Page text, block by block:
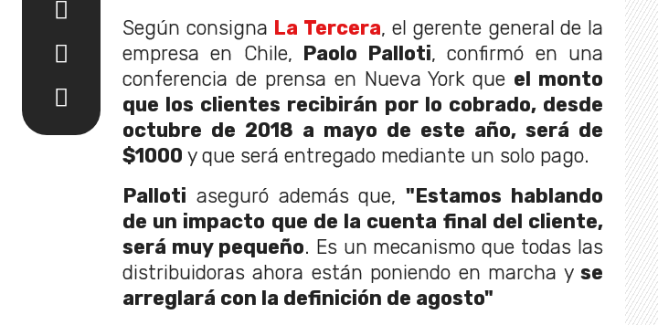
Según consigna La Tercera, el gerente general de la
empresa en Chile, Paolo Palloti, confirmó en una
conferencia de prensa en Nueva York que el monto
que los clientes recibirán por lo cobrado, desde
octubre de 2018 a mayo de este año, será de
$1000 y que será entregado mediante un solo pago.
Palloti aseguró además que,"Estamos hablando
de un impacto que de la cuenta final del cliente,
será muy pequeño. Es un mecanismo que todas las
distribuidoras ahora están poniendo en marcha y se
arreglará con la definición de agosto"